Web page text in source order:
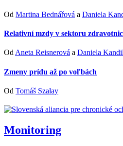
Od Martina Bednářová a Daniela
Relativní mzdy v sektoru
Od Aneta Reisnerová a Daniela
Zmeny prídu až po voľbách
Od Tomáš Szalay
Monitoring